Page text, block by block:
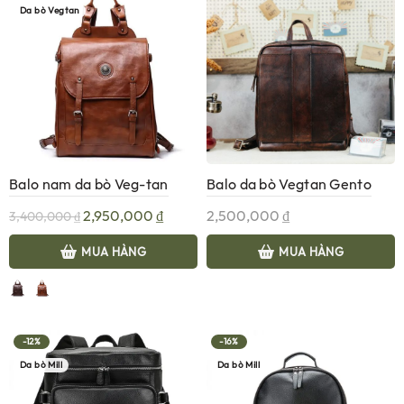
Da bò Vegtan
Balo nam da bò Veg-tan
Gento B320
3,400,000₫Giá
gốc
là:
3,400,000 ₫.
2,950,000₫Giá
hiện
là:
MUA HÀNG
Balo da bò Vegtan Gento
B319
2,500,000₫
MUA HÀNG
-12%
Da bò Mill
-16%
Da bò Mill